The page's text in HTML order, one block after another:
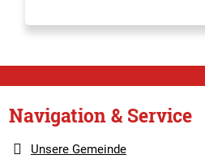
Navigation & Service
Unsere Gemeinde